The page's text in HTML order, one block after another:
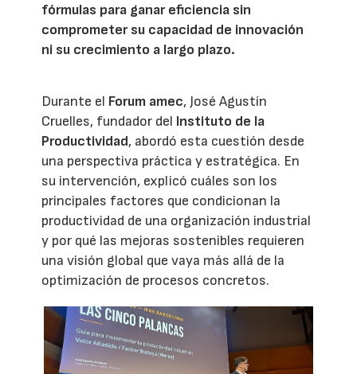
fórmulas para ganar eficiencia sin
comprometer su capacidad de innovación
ni su crecimiento a largo plazo.
Durante el Forum amec, José Agustín
Cruelles, fundador del Instituto de la
Productividad, abordó esta cuestión desde
una perspectiva práctica y estratégica. En
su intervención, explicó cuáles son los
principales factores que condicionan la
productividad de una organización industrial
y por qué las mejoras sostenibles requieren
una visión global que vaya más allá de la
optimización de procesos concretos.